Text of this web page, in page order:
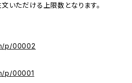
いただける上限数となります。
p/00002
p/00001